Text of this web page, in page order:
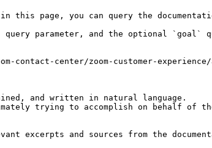
page, you can query the
query parameter, and the optional `goal`
center/zoom-customer-experience/
and written in natural language.
trying to accomplish on behalf of
excerpts and sources from the